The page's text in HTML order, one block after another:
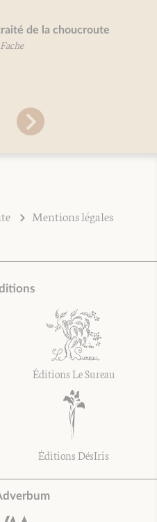
de la choucroute
Mentions légales
Éditions Le Sureau
Éditions DésIris